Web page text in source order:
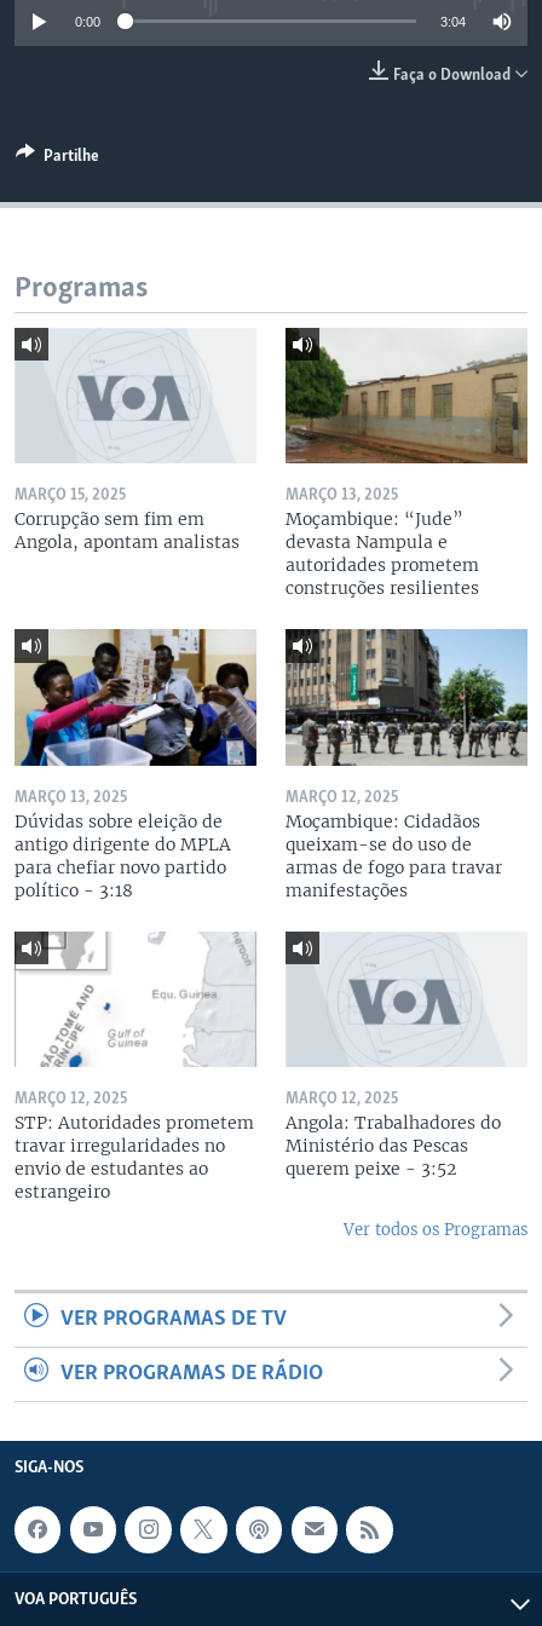
0:00 3:04
Faça o Download
Partilhe
Programas
MARÇO 15, 2025
Corrupção sem fim em
Angola, apontam analistas
MARÇO 13, 2025
Moçambique: “Jude”
devasta Nampula e
autoridades prometem
construções resilientes
MARÇO 13, 2025
Dúvidas sobre eleição de
antigo dirigente do MPLA
para chefiar novo partido
político - 3:18
MARÇO 12, 2025
Moçambique: Cidadãos
queixam-se do uso de
armas de fogo para travar
manifestações
MARÇO 12, 2025
STP: Autoridades prometem
travar irregularidades no
envio de estudantes ao
estrangeiro
MARÇO 12, 2025
Angola: Trabalhadores do
Ministério das Pescas
querem peixe - 3:52
Ver todos os Programas
VER PROGRAMAS DE TV
VER PROGRAMAS DE RÁDIO
SIGA-NOS
VOA PORTUGUÊS